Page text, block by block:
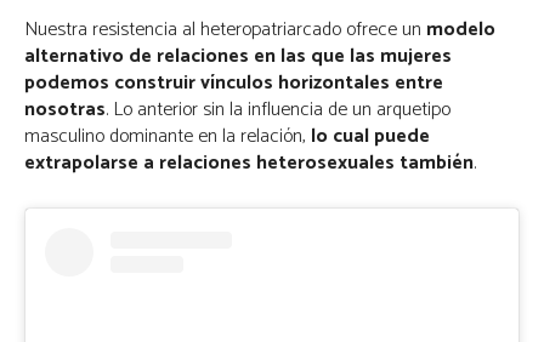
Nuestra resistencia al heteropatriarcado ofrece un modelo
alternativo de relaciones en las que las mujeres
podemos construir vínculos horizontales entre
nosotras. Lo anterior sin la influencia de un arquetipo
masculino dominante en la relación, lo cual puede
extrapolarse a relaciones heterosexuales también.